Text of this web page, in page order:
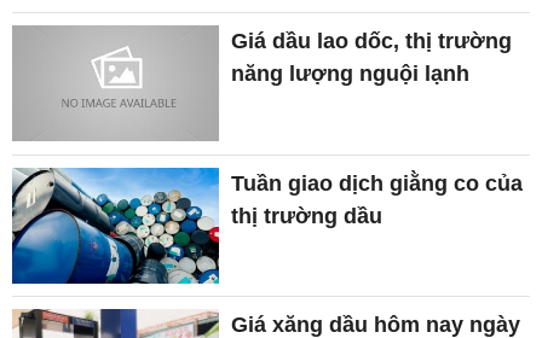
Giá dầu lao dốc, thị trường
năng lượng nguội lạnh
Tuần giao dịch giằng co của
thị trường dầu
Giá xăng dầu hôm nay ngày